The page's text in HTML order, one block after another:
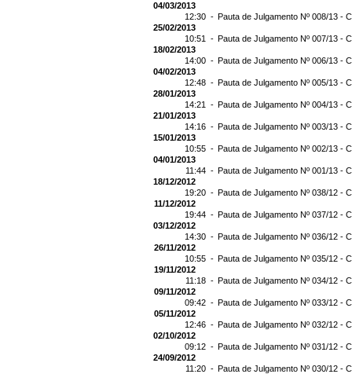
04/03/2013
12:30 - Pauta de Julgamento Nº 008/13 -
25/02/2013
10:51 - Pauta de Julgamento Nº 007/13 -
18/02/2013
14:00 - Pauta de Julgamento Nº 006/13 -
04/02/2013
12:48 - Pauta de Julgamento Nº 005/13 -
28/01/2013
14:21 - Pauta de Julgamento Nº 004/13 -
21/01/2013
14:16 - Pauta de Julgamento Nº 003/13 -
15/01/2013
10:55 - Pauta de Julgamento Nº 002/13 -
04/01/2013
11:44 - Pauta de Julgamento Nº 001/13 -
18/12/2012
19:20 - Pauta de Julgamento Nº 038/12 -
11/12/2012
19:44 - Pauta de Julgamento Nº 037/12 -
03/12/2012
14:30 - Pauta de Julgamento Nº 036/12 -
26/11/2012
10:55 - Pauta de Julgamento Nº 035/12 -
19/11/2012
11:18 - Pauta de Julgamento Nº 034/12 -
09/11/2012
09:42 - Pauta de Julgamento Nº 033/12 -
05/11/2012
12:46 - Pauta de Julgamento Nº 032/12 -
02/10/2012
09:12 - Pauta de Julgamento Nº 031/12 -
24/09/2012
11:20 - Pauta de Julgamento Nº 030/12 -